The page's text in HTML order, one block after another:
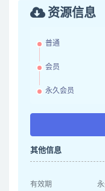
资源信息
普通
会员
永久会员
其他信息
有效期